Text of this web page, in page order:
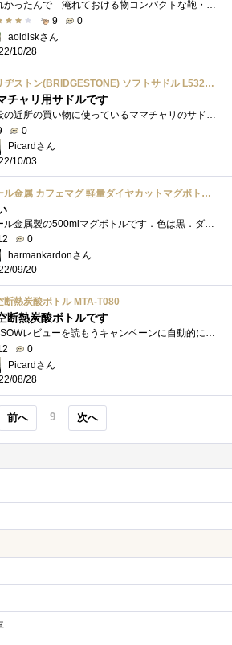
此れかったんで 淹れておける物コンパクトな鞄・汚れに強く、・スレに強く、・持ち運びに便利で・どこにでもなじむようなカラーそんな便利�...
9
0
aoidiskさん
10/28
ブリヂストン(BRIDGESTONE) ソフトサドル L532BS ブラック
チャリ用サドルです
普段の近所の買い物に使っているママチャリのサドルの外装に亀裂が生じていました。普段乗る分に不都合はないのですが、雨上がり等、サドル�...
0
Picardさん
10/03
パール金属 カフェマグ 軽量ダイヤカットマグボトル500mL ブラック・HB-2904
0
harmankardonさん
09/20
断熱炭酸ボトル MTA-T080
断熱炭酸ボトルです
ZIGSOWレビューを読もうキャンペーンに自動的に応募が済み、当選連絡が届きました。ZIGSOWレビューを読もうキャンペーンは、これまで何度も挑戦�...
0
Picardさん
08/28
前へ 9 次へ